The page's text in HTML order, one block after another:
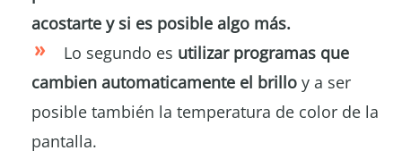
acostarte y si es posible algo más.
Lo segundo es utilizar programas que
cambien automaticamente el brillo y a ser
posible también la temperatura de color de la
pantalla.